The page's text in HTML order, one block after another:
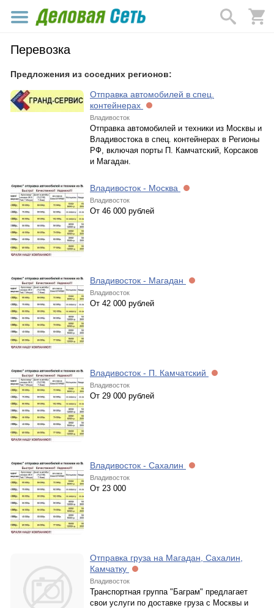
Перевозка
Предложения из соседних регионов:
Отправка автомобилей в спец.
контейнерах
Владивосток
Отправка автомобилей и техники из Москвы и
Владивостока в спец. контейнерах в Регионы
РФ, включая порты П. Камчатский, Корсаков
и Магадан.
Владивосток - Москва
Владивосток
От 46 000 рублей
Владивосток - Магадан
Владивосток
От 42 000 рублей
Владивосток - П. Камчатский
Владивосток
От 29 000 рублей
Владивосток - Сахалин
Владивосток
От 23 000
Отправка груза на Магадан, Сахалин,
Камчатку
Владивосток
Транспортная группа "Баграм" предлагает
свои услуги по доставке груза с Москвы и